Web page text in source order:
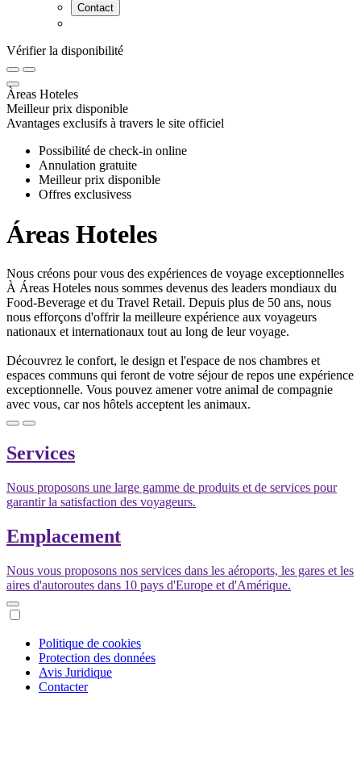
Contact
Vérifier la disponibilité
Àreas Hoteles
Meilleur prix disponible
Avantages exclusifs à travers le site officiel
Possibilité de check-in online
Annulation gratuite
Meilleur prix disponible
Offres exclusivess
Áreas Hoteles
Nous créons pour vous des expériences de voyage exceptionnelles
À Áreas Hoteles nous sommes devenus des leaders mondiaux du
Food-Beverage et du Travel Retail. Depuis plus de 50 ans, nous
nous efforçons d'offrir la meilleure expérience aux voyageurs
nationaux et internationaux tout au long de leur voyage.
Découvrez le confort, le design et l'espace de nos chambres et
espaces communs qui feront de votre séjour de repos une expérience
exceptionnelle. Vous pouvez amener votre animal de compagnie
avec vous, car nos hôtels acceptent les animaux.
Services
Nous proposons une large gamme de produits et de services pour
garantir la satisfaction des voyageurs.
Emplacement
Nous vous proposons nos services dans les aéroports, les gares et les
aires d'autoroutes dans 10 pays d'Europe et d'Amérique.
Politique de cookies
Protection des données
Avis Juridique
Contacter